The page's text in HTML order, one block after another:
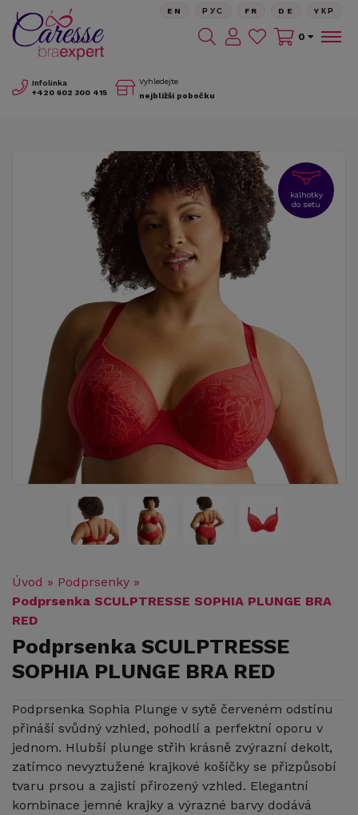
Infolinka
+420 602 300 415
Vyhledejte
nejbližší pobočku
EN РУС FR DE YКР
0
kalhotky
do setu
Úvod » Podprsenky »
Podprsenka SCULPTRESSE SOPHIA PLUNGE BRA
RED
Podprsenka SCULPTRESSE
SOPHIA PLUNGE BRA RED
Podprsenka Sophia Plunge v sytě červeném odstínu
přináší svůdný vzhled, pohodlí a perfektní oporu v
jednom. Hlubší plunge střih krásně zvýrazní dekolt,
zatímco nevyztužené krajkové košíčky se přizpůsobí
tvaru prsou a zajistí přirozený vzhled. Elegantní
kombinace jemné krajky a výrazné barvy dodává